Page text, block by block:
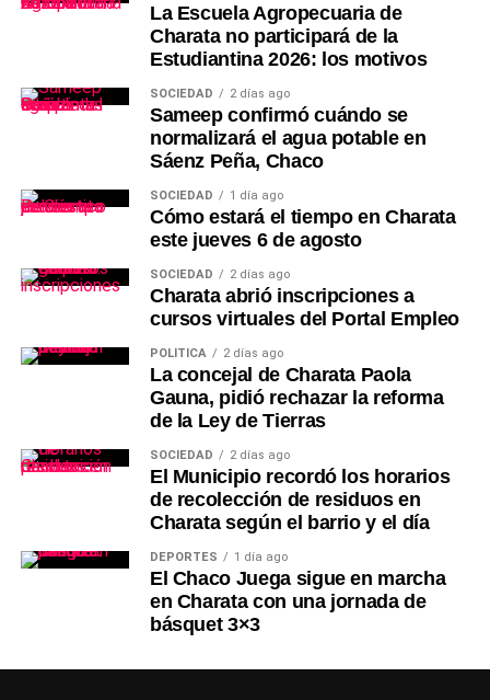
La Escuela Agropecuaria de
Charata no participará de la
Estudiantina 2026: los motivos
SOCIEDAD 2 días ago
Sameep confirmó cuándo se
normalizará el agua potable en
Sáenz Peña, Chaco
SOCIEDAD 1 día ago
Cómo estará el tiempo en Charata
este jueves 6 de agosto
SOCIEDAD 2 días ago
Charata abrió inscripciones a
cursos virtuales del Portal Empleo
POLÍTICA 2 días ago
La concejal de Charata Paola
Gauna, pidió rechazar la reforma
de la Ley de Tierras
SOCIEDAD 2 días ago
El Municipio recordó los horarios
de recolección de residuos en
Charata según el barrio y el día
DEPORTES 1 día ago
El Chaco Juega sigue en marcha
en Charata con una jornada de
básquet 3×3